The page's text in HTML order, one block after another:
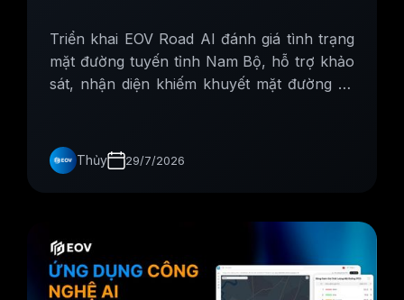
Triển khai EOV Road AI đánh giá tình trạng
mặt đường tuyến tỉnh Nam Bộ, hỗ trợ khảo
sát, nhận diện khiếm khuyết mặt đường và
Thủy 29/7/2026